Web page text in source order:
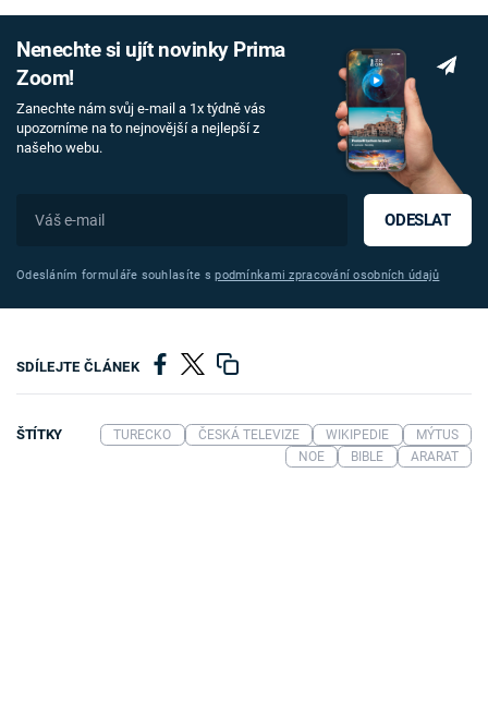
Nenechte si ujít novinky Prima
Zoom!
Zanechte nám svůj e-mail a 1x týdně vás
upozorníme na to nejnovější a nejlepší z
našeho webu.
ODESLAT
Odesláním formuláře souhlasíte spodmínkami zpracování osobních údajů
SDÍLEJTE ČLÁNEK
ŠTÍTKY TURECKO ČESKÁ TELEVIZE WIKIPEDIE
MÝTUS
NOE
BIBLE ARARAT